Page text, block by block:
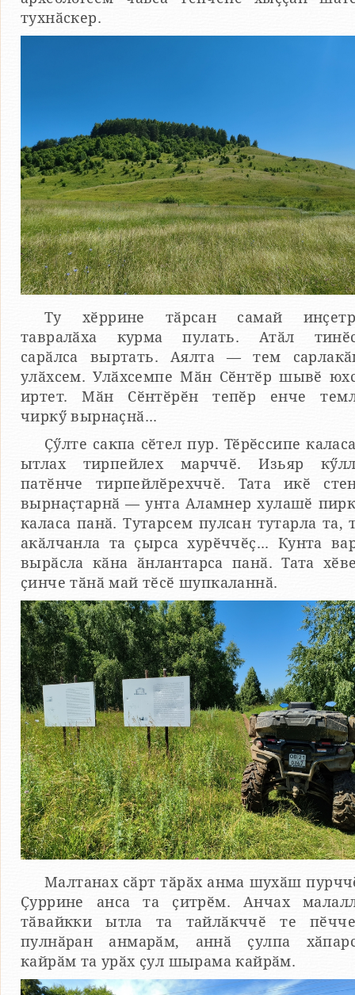
тухнӑскер.
Ту хӗррине тӑрсан самай
тавралӑха курма пулать. Атӑл
сарӑлса выртать. Аялта — тем
улӑхсем. Улӑхсемпе Мӑн Сӗнтӗр шывӗ
иртет. Мӑн Сӗнтӗрӗн тепӗр енче
чиркӳ вырнаҫнӑ...
Ҫӳлте сакпа сӗтел пур. Тӗрӗссипе
ытлах тирпейлех марччӗ. Изьяр
патӗнче тирпейлӗрехччӗ. Тата икӗ
вырнаҫтарнӑ — унта Аламнер хулашӗ
каласа панӑ. Тутарсем пулсан тутарла та,
акӑлчанла та ҫырса хурӗччӗҫ... Кунта
вырӑсла кӑна ӑнлантарса панӑ. Тата
ҫинче тӑнӑ май тӗсӗ шупкаланнӑ.
Малтанах сӑрт тӑрӑх анма шухӑш
Ҫуррине анса та ҫитрӗм. Анчах
тӑвайкки ытла та тайлӑкччӗ те
пулнӑран анмарӑм, аннӑ ҫулпа
кайрӑм та урӑх ҫул шырама кайрӑм.